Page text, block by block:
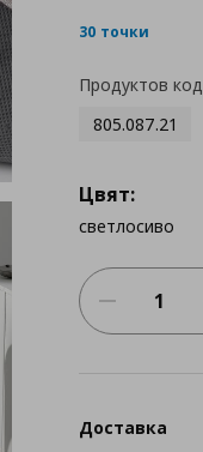
30 точки
Продуктов код
805.087.21
Цвят:
светлосиво
Доставка